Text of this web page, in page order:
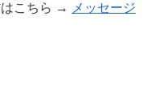
こちら →
メッセージ